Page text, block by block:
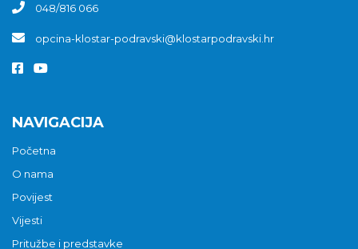
048/816 066
opcina-klostar-podravski@klostarpodravski.hr
NAVIGACIJA
Početna
O nama
Povijest
Vijesti
Pritužbe i predstavke